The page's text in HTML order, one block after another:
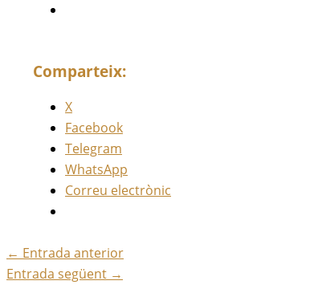
Comparteix:
X
Facebook
Telegram
WhatsApp
Correu electrònic
← Entrada anterior
Entrada següent →